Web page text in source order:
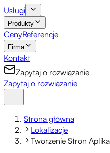
Usługi
Produkty
CenyReferencje
Firma
Kontakt
Zapytaj o rozwiązanie
Zapytaj o rozwiązanie
Strona główna
Lokalizacje
Tworzenie Stron